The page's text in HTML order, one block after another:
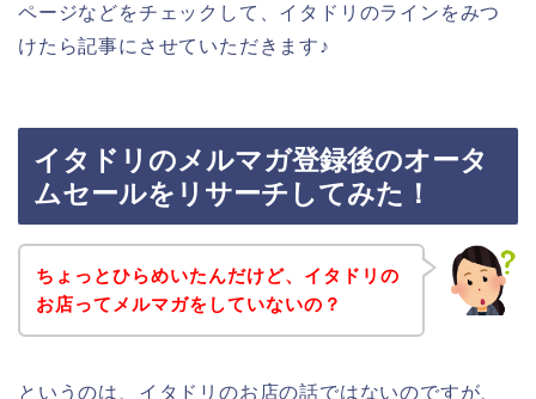
ページなどをチェックして、イタドリのラインをみつ
けたら記事にさせていただきます♪
イタドリのメルマガ登録後のオータ
ムセールをリサーチしてみた！
ちょっとひらめいたんだけど、イタドリの
お店ってメルマガをしていないの？
というのは、イタドリのお店の話ではないのですが、